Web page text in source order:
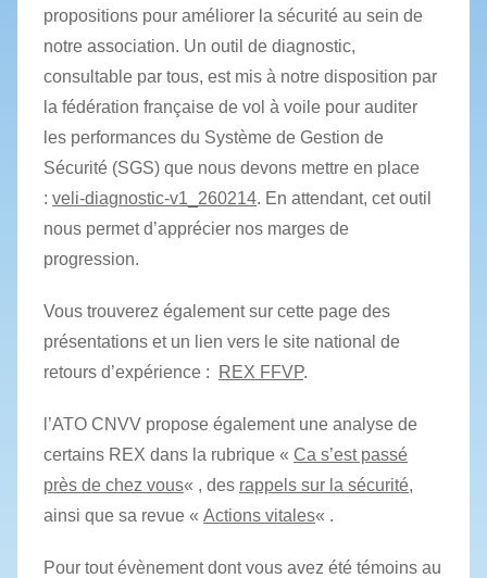
propositions pour améliorer la sécurité au sein de
notre association. Un outil de diagnostic,
consultable par tous, est mis à notre disposition par
la fédération française de vol à voile pour auditer
les performances du Système de Gestion de
Sécurité (SGS) que nous devons mettre en place
: veli-diagnostic-v1_260214. En attendant, cet outil
nous permet d’apprécier nos marges de
progression.
Vous trouverez également sur cette page des
présentations et un lien vers le site national de
retours d’expérience :
REX FFVP.
l’ATO CNVV propose également une analyse de
certains REX dans la rubrique « Ca s’est passé
près de chez vous« , des rappels sur la sécurité,
ainsi que sa revue « Actions vitales« .
Pour tout évènement dont vous avez été témoins au